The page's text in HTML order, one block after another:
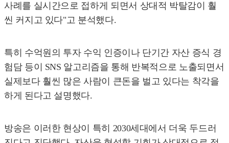
사례를 실시간으로 접하게 되면서 상대적 박탈감이 훨
씬 커지고 있다"고 분석했다.
특히 수억원의 투자 수익 인증이나 단기간 자산 증식 경
험담 등이 SNS 알고리즘을 통해 반복적으로 노출되면서
실제보다 훨씬 많은 사람이 큰돈을 벌고 있다는 착각을
하게 된다고 설명했다.
방송은 이러한 현상이 특히 2030세대에서 더욱 두드러